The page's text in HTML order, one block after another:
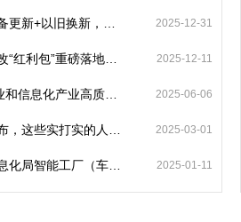
2025-12-31
2025-12-11
2025-06-06
2025-03-01
2025-01-11